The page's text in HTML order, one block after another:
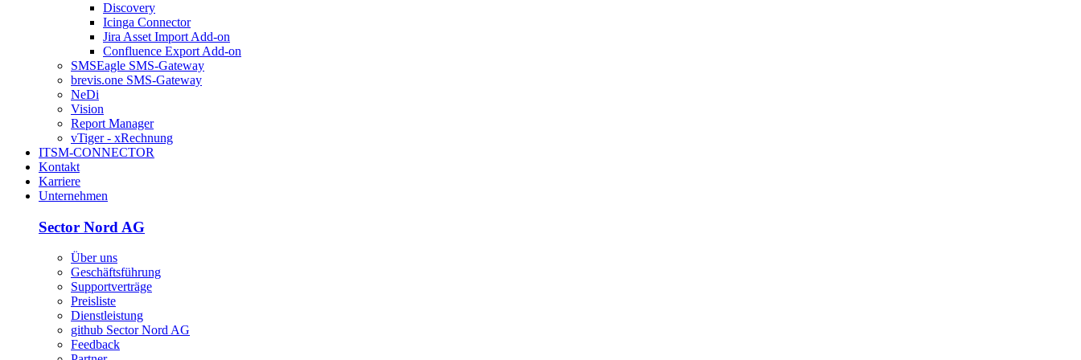
Discovery
Icinga Connector
Jira Asset Import Add-on
Confluence Export Add-on
SMSEagle SMS-Gateway
brevis.one SMS-Gateway
NeDi
Vision
Report Manager
vTiger - xRechnung
ITSM-CONNECTOR
Kontakt
Karriere
Unternehmen
Sector Nord AG
Über uns
Geschäftsführung
Supportverträge
Preisliste
Dienstleistung
github Sector Nord AG
Feedback